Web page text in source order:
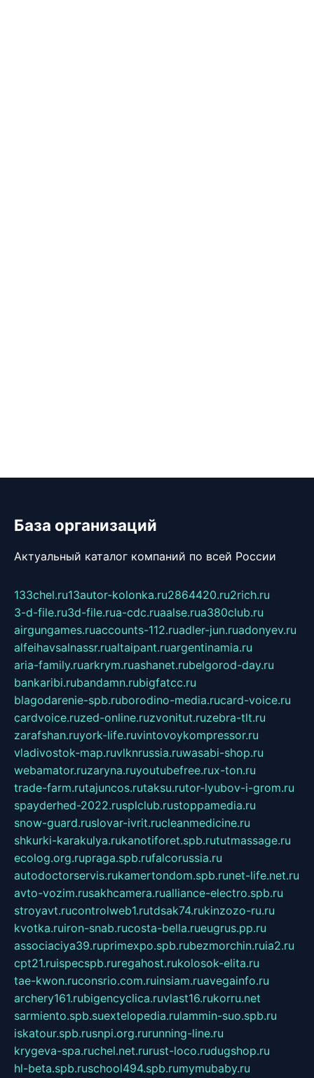
База организаций
Актуальный каталог компаний по всей России
133chel.ru13autor-kolonka.ru2864420.ru2rich.ru
3-d-file.ru3d-file.rua-cdc.ruaalse.rua380club.ru
airgungames.ruaccounts-112.ruadler-jun.ruadonyev.ru
alfeihavsalnassr.rualtaipant.ruargentinamia.ru
aria-family.ruarkrym.ruashanet.rubelgorod-day.ru
bankaribi.rubandamn.rubigfatcc.ru
blagodarenie-spb.ruborodino-media.rucard-voice.ru
cardvoice.ruzed-online.ruzvonitut.ruzebra-tlt.ru
zarafshan.ruyork-life.ruvintovoykompressor.ru
vladivostok-map.ruvlknrussia.ruwasabi-shop.ru
webamator.ruzaryna.ruyoutubefree.rux-ton.ru
trade-farm.rutajuncos.rutaksu.rutor-lyubov-i-grom.ru
spayderhed-2022.rusplclub.rustoppamedia.ru
snow-guard.ruslovar-ivrit.rucleanmedicine.ru
shkurki-karakulya.rukanotiforet.spb.rututmassage.ru
ecolog.org.rupraga.spb.rufalcorussia.ru
autodoctorservis.rukamertondom.spb.runet-life.net.ru
avto-vozim.rusakhcamera.rualliance-electro.spb.ru
stroyavt.rucontrolweb1.rutdsak74.rukinzozo-ru.ru
kvotka.ruiron-snab.rucosta-bella.rueugrus.pp.ru
associaciya39.ruprimexpo.spb.rubezmorchin.ruia2.ru
cpt21.ruispecspb.ruregahost.rukolosok-elita.ru
tae-kwon.ruconsrio.com.ruinsiam.ruavegainfo.ru
archery161.rubigencyclica.ruvlast16.rukorru.net
sarmiento.spb.suextelopedia.rulammin-suo.spb.ru
iskatour.spb.rusnpi.org.rurunning-line.ru
krygeva-spa.ruchel.net.rurust-loco.rudugshop.ru
hl-beta.spb.ruschool494.spb.rumymubaby.ru